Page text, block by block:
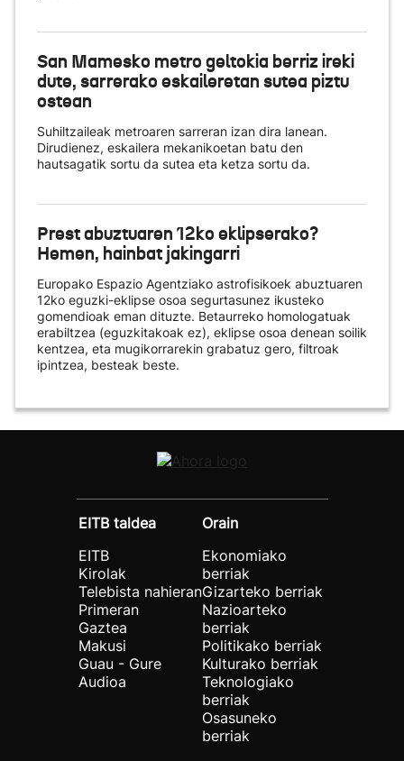
San Mamesko metro geltokia berriz ireki
dute, sarrerako eskaileretan sutea piztu
ostean
Suhiltzaileak metroaren sarreran izan dira lanean.
Dirudienez, eskailera mekanikoetan batu den
hautsagatik sortu da sutea eta ketza sortu da.
Prest abuztuaren 12ko eklipserako?
Hemen, hainbat jakingarri
Europako Espazio Agentziako astrofisikoek abuztuaren
12ko eguzki-eklipse osoa segurtasunez ikusteko
gomendioak eman dituzte. Betaurreko homologatuak
erabiltzea (eguzkitakoak ez), eklipse osoa denean soilik
kentzea, eta mugikorrarekin grabatuz gero, filtroak
ipintzea, besteak beste.
EITB taldea
EITB
Kirolak
Telebista nahieran
Primeran
Gaztea
Makusi
Guau - Gure
Audioa
Orain
Ekonomiako
berriak
Gizarteko berriak
Nazioarteko
berriak
Politikako berriak
Kulturako berriak
Teknologiako
berriak
Osasuneko
berriak